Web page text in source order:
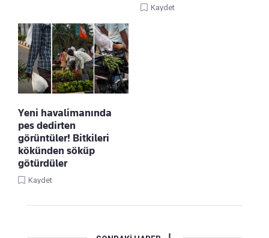
Kaydet
Yeni havalimanında
pes dedirten
görüntüler! Bitkileri
kökünden söküp
götürdüler
Kaydet